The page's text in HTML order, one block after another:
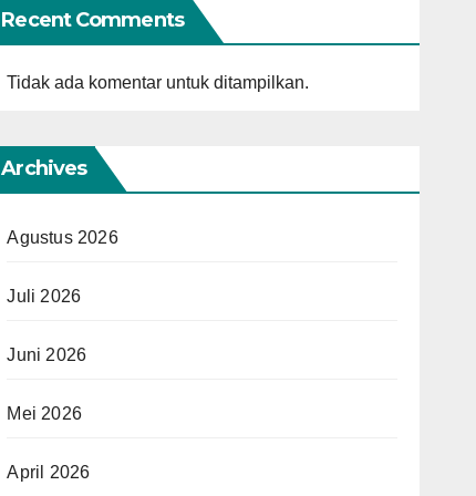
Recent Comments
Tidak ada komentar untuk ditampilkan.
Archives
Agustus 2026
Juli 2026
Juni 2026
Mei 2026
April 2026